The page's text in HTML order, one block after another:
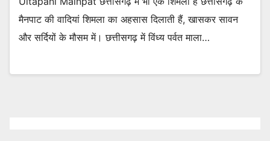
मैनपाट की वादियां शिमला का अहसास दिलाती हैं, खासकर सावन
और सर्दियों के मौसम में। छत्तीसगढ़ में विंध्य पर्वत माला…